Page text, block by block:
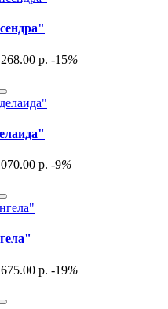
р. -15%
р. -9%
р. -19%